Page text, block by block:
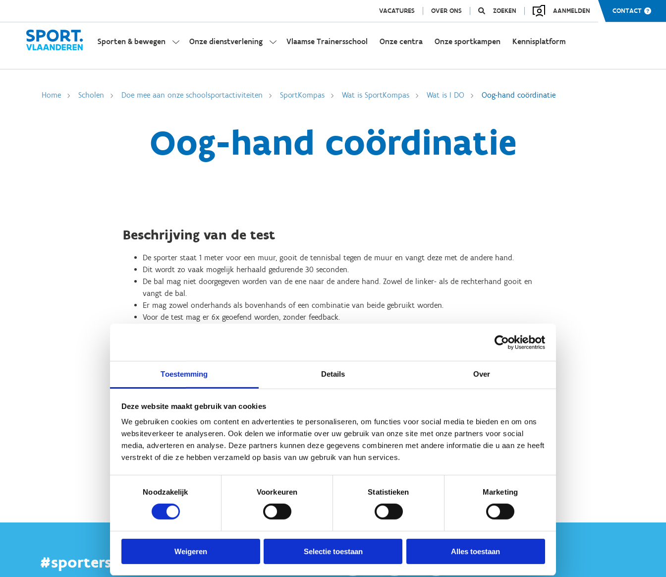
Toestemming Details Over
Deze website maakt gebruik van cookies
We gebruiken cookies om content en advertenties te personaliseren, om functies voor social media te bieden en om ons
websiteverkeer te analyseren. Ook delen we informatie over uw gebruik van onze site met onze partners voor social
media, adverteren en analyse. Deze partners kunnen deze gegevens combineren met andere informatie die u aan ze heeft
verstrekt of die ze hebben verzameld op basis van uw gebruik van hun services.
Noodzakelijk
Voorkeuren Statistieken Marketing
Weigeren Selectie toestaan Alles toestaan
VACATURES OVER ONS ZOEKEN AANMELDEN CONTACT
Sporten & bewegen Onze dienstverlening Vlaamse Trainersschool Onze centra Onze sportkampen Kennisplatform
Home Scholen Doe mee aan onze schoolsportactiviteiten SportKompas Wat is SportKompas Wat is I DO Oog-hand coördinatie
Oog-hand coördinatie
Beschrijving van de test
De sporter staat 1 meter voor een muur, gooit de tennisbal tegen de muur en vangt deze met de andere hand.
Dit wordt zo vaak mogelijk herhaald gedurende 30 seconden.
De bal mag niet doorgegeven worden van de ene naar de andere hand. Zowel de linker- als de rechterhand gooit en
vangt de bal.
Er mag zowel onderhands als bovenhands of een combinatie van beide gebruikt worden.
Voor de test mag er 6x geoefend worden, zonder feedback.
Noteer beide pogingen.
yogamat
3 tennisballen
Instructievideo
#sportersbelevenmeer